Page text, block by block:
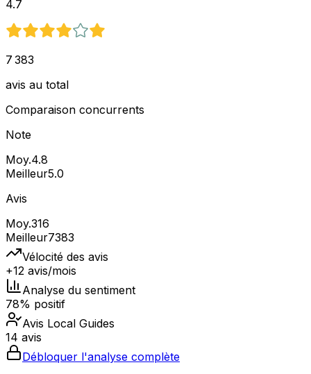
4.7
7 383
avis au total
Comparaison concurrents
Note
Moy.4.8
Meilleur5.0
Avis
Moy.316
Meilleur7383
Vélocité des avis
+12 avis/mois
Analyse du sentiment
78% positif
Avis Local Guides
14 avis
Débloquer l'analyse complète